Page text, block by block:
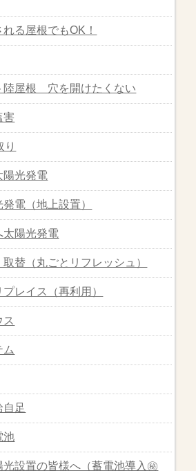
る屋根でもOK！
陸屋根 穴を開けたくない
り
陽光発電
電（地上設置）
太陽光発電
替（丸ごとリフレッシュ）
レイス（再利用）
ム
足
池
光設置の皆様へ（蓄電池導入㊙︎